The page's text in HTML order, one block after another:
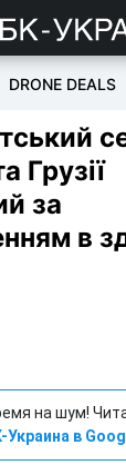
DRONE DEALS
Грузії
за
в
на шум!
Украина в